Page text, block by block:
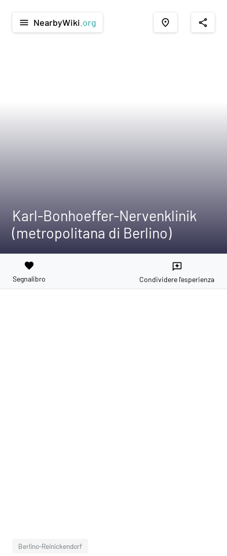
menu NearbyWiki .org place share
Karl-Bonhoeffer-Nervenklinik
(metropolitana di Berlino)
favorite
Segnalibro
reviews
Condividere l'esperienza
Berlino-Reinickendorf